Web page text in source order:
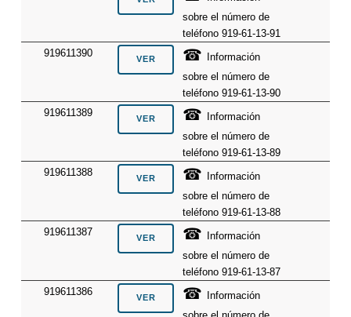
sobre el número de
teléfono 919-61-13-91
919611390
☎
Información
sobre el número de
teléfono 919-61-13-90
919611389
☎
Información
sobre el número de
teléfono 919-61-13-89
919611388
☎
Información
sobre el número de
teléfono 919-61-13-88
919611387
☎
Información
sobre el número de
teléfono 919-61-13-87
919611386
☎
Información